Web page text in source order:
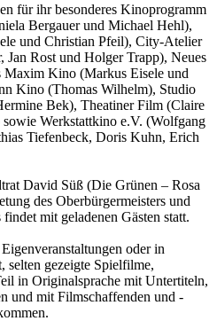
für ihr besonderes Kinoprogramm
Bergauer und Michael Hehl),
und Christian Pfeil), City-Atelier
Rost und Holger Trapp), Neues
Kino (Markus Eisele und
Kino (Thomas Wilhelm), Studio
Bek), Theatiner Film (Claire
sowie Werkstattkino e.V. (Wolfgang
Tiefenbeck, Doris Kuhn, Erich
David Süß (Die Grünen – Rosa
des Oberbürgermeisters und
mit geladenen Gästen statt.
oder in
gezeigte Spielfilme,
in Originalsprache mit Untertiteln,
und mit Filmschaffenden und -